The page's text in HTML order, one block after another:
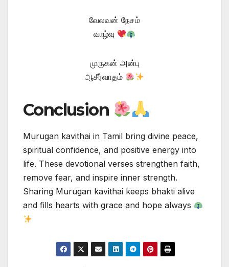
வேலவன் நேசம்
வாழ்வு
முருகன் அன்பு
ஆசீர்வாதம்
Conclusion
Murugan kavithai in Tamil bring divine peace,
spiritual confidence, and positive energy into
life. These devotional verses strengthen faith,
remove fear, and inspire inner strength.
Sharing Murugan kavithai keeps bhakti alive
and fills hearts with grace and hope always